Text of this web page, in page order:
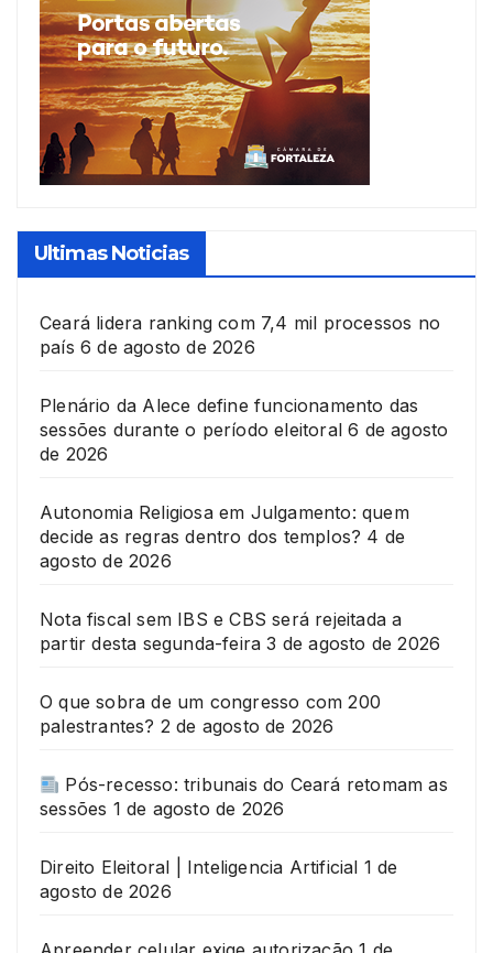
Ultimas Noticias
Ceará lidera ranking com 7,4 mil processos no
país 6 de agosto de 2026
Plenário da Alece define funcionamento das
sessões durante o período eleitoral 6 de agosto
de 2026
Autonomia Religiosa em Julgamento: quem
decide as regras dentro dos templos? 4 de
agosto de 2026
Nota fiscal sem IBS e CBS será rejeitada a
partir desta segunda-feira 3 de agosto de 2026
O que sobra de um congresso com 200
palestrantes? 2 de agosto de 2026
Pós-recesso: tribunais do Ceará retomam as
sessões 1 de agosto de 2026
Direito Eleitoral | Inteligencia Artificial 1 de
agosto de 2026